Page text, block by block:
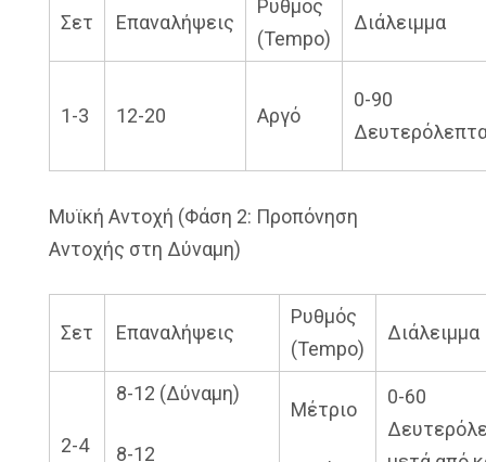
Σετ Επαναλήψεις
Ρυθμός
(Tempo)
Διάλειμμα
1-3 12-20 Αργό
0-90
Μυϊκή Αντοχή (Φάση 2: Προπόνηση
Αντοχής στη Δύναμη)
Σετ Επαναλήψεις
Ρυθμός
(Tempo)
Διάλειμμα
2-4
8-12 (Δύναμη)
8-12
Μέτριο
0-60